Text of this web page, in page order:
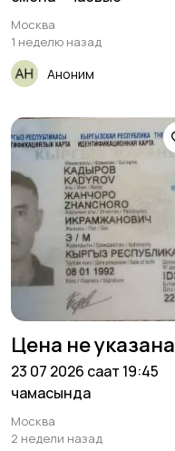
Москва
1 неделю назад
Аноним
Цена не указана
23 07 2026 саат 19:45
чамасында
Москва
2 недели назад